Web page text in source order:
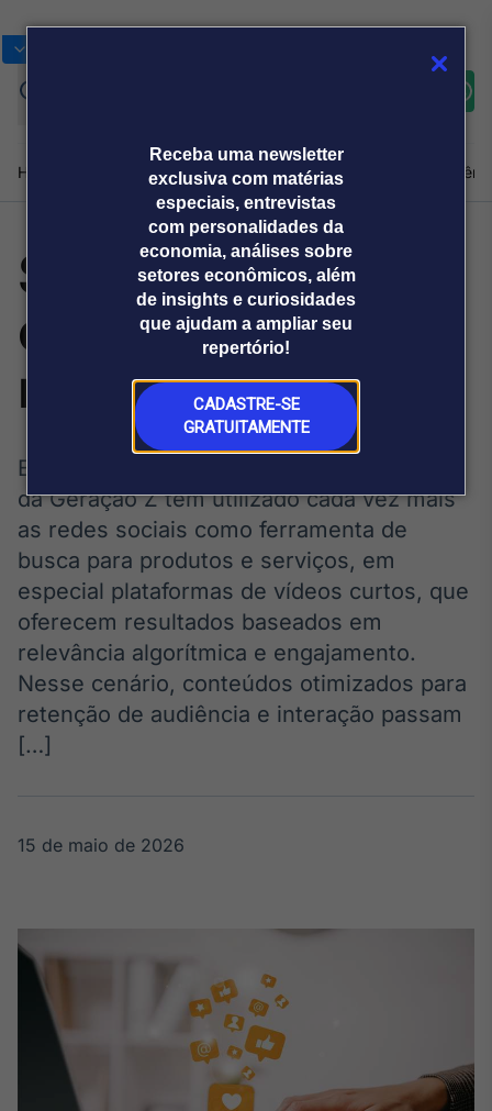
Receba uma newsletter
exclusiva com matérias
especiais, entrevistas
com personalidades da
economia, análises sobre
setores econômicos, além
de insights e curiosidades
que ajudam a ampliar seu
repertório!
CADASTRE-SE
GRATUITAMENTE
Home Produtos e soluçõesNotíciasBlogWeekend
Plataformas
Broadcast
Broadcast+
O mercado
financeiro em
tempo real
Broadcast
agronegócio
Broadcast
Político
Os bastidores da
Broadcast
White Label
Plataforma para
conteúdos
personalizados
Soluções de Dados
Sobre nós Releases Broadcast
Prêmio Broadcast
Analistas
Prêmio Broadcast
Empresas
Agências de
comunicação
Releases
Social SEO muda
consumo e
marketing digital
Estudos recentes mostram que usuários
da Geração Z têm utilizado cada vez mais
as redes sociais como ferramenta de
busca para produtos e serviços, em
especial plataformas de vídeos curtos, que
oferecem resultados baseados em
relevância algorítmica e engajamento.
Nesse cenário, conteúdos otimizados para
retenção de audiência e interação passam
[…]
15 de maio de 2026